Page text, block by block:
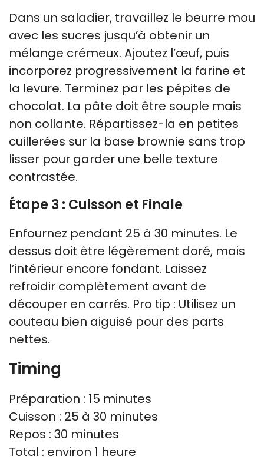
Dans un saladier, travaillez le beurre mou
avec les sucres jusqu’à obtenir un
mélange crémeux. Ajoutez l’œuf, puis
incorporez progressivement la farine et
la levure. Terminez par les pépites de
chocolat. La pâte doit être souple mais
non collante. Répartissez-la en petites
cuillerées sur la base brownie sans trop
lisser pour garder une belle texture
contrastée.
Étape 3 : Cuisson et Finale
Enfournez pendant 25 à 30 minutes. Le
dessus doit être légèrement doré, mais
l’intérieur encore fondant. Laissez
refroidir complètement avant de
découper en carrés. Pro tip : Utilisez un
couteau bien aiguisé pour des parts
nettes.
Timing
Préparation : 15 minutes
Cuisson : 25 à 30 minutes
Repos : 30 minutes
Total : environ 1 heure